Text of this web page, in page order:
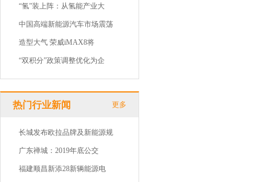
“氢”装上阵：从氢能产业大
中国高端新能源汽车市场震荡
造型大气 荣威iMAX8将
“双积分”政策调整优化为企
热门行业新闻 更多
长城发布欧拉品牌及新能源规
广东禅城：2019年底公交
福建顺昌新添28新辆能源电